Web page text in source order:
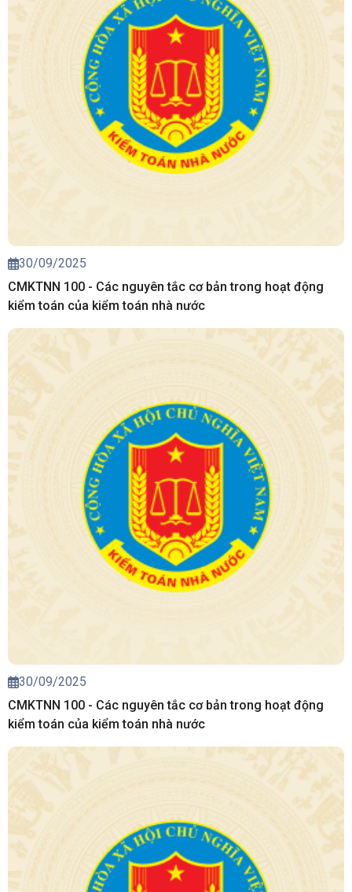
30/09/2025
CMKTNN 100 - Các nguyên tắc cơ bản trong hoạt động
kiểm toán của kiểm toán nhà nước
30/09/2025
CMKTNN 100 - Các nguyên tắc cơ bản trong hoạt động
kiểm toán của kiểm toán nhà nước